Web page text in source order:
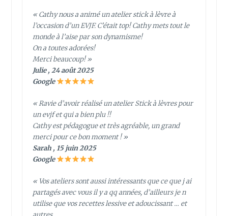
« Cathy nous a animé un atelier stick à lèvre à
l’occasion d’un EVJF. C’était top! Cathy mets tout le
monde à l’aise par son dynamisme!
On a toutes adorées!
Merci beaucoup! »
Julie , 24 août 2025
Google
« Ravie d’avoir réalisé un atelier Stick à lèvres pour
un evjf et qui a bien plu !!
Cathy est pédagogue et très agréable, un grand
merci pour ce bon moment ! »
Sarah , 15 juin 2025
Google
« Vos ateliers sont aussi intéressants que ce que j ai
partagés avec vous il y a qq années, d’ailleurs je n
utilise que vos recettes lessive et adoucissant … et